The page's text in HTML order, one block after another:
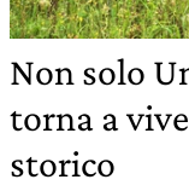
Non solo
torna a
storico